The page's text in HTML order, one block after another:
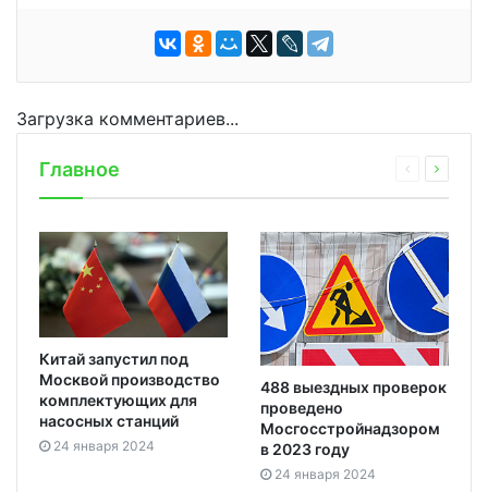
Загрузка комментариев...
Главное
Китай запустил под
Москвой производство
комплектующих для
насосных станций
24 января 2024
488 выездных проверок
проведено
Мосгосстройнадзором
в 2023 году
24 января 2024